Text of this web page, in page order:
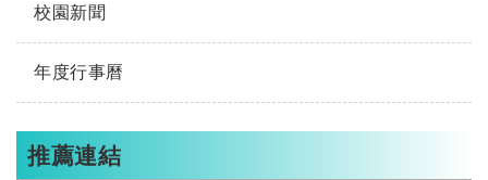
校園新聞
年度行事曆
推薦連結